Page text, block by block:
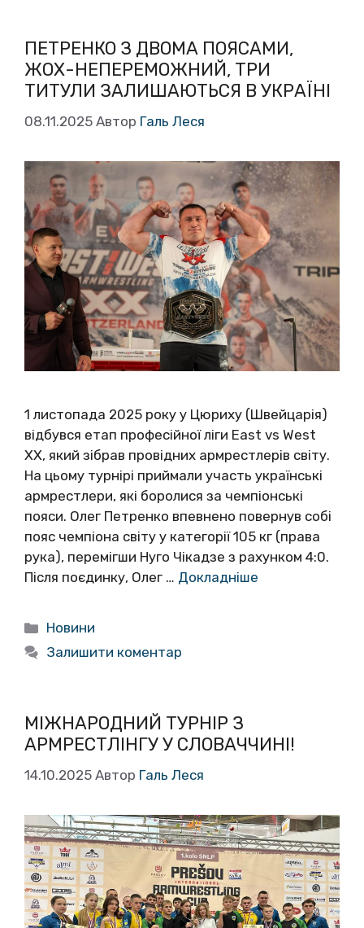
ПЕТРЕНКО З ДВОМА ПОЯСАМИ,
ЖОХ-НЕПЕРЕМОЖНИЙ, ТРИ
ТИТУЛИ ЗАЛИШАЮТЬСЯ В УКРАЇНІ
08.11.2025 Автор Галь Леся
1 листопада 2025 року у Цюриху (Швейцарія)
відбувся етап професійної ліги East vs West
XX, який зібрав провідних армрестлерів світу.
На цьому турнірі приймали участь українські
армрестлери, які боролися за чемпіонські
пояси. Олег Петренко впевнено повернув собі
пояс чемпіона світу у категорії 105 кг (права
рука), перемігши Нуго Чікадзе з рахунком 4:0.
Після поєдинку, Олег … Докладніше
Категорії
Новини
Залишити коментар
МІЖНАРОДНИЙ ТУРНІР З
АРМРЕСТЛІНГУ У СЛОВАЧЧИНІ!
14.10.2025 Автор Галь Леся